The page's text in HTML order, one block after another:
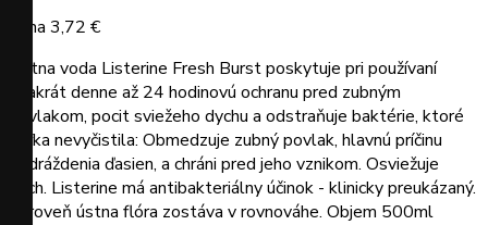
Cena 3,72 €
Ústna voda Listerine Fresh Burst poskytuje pri používaní
dvakrát denne až 24 hodinovú ochranu pred zubným
povlakom, pocit sviežeho dychu a odstraňuje baktérie, ktoré
kefka nevyčistila: Obmedzuje zubný povlak, hlavnú príčinu
podráždenia ďasien, a chráni pred jeho vznikom. Osviežuje
dych. Listerine má antibakteriálny účinok - klinicky preukázaný.
Zároveň ústna flóra zostáva v rovnováhe. Objem 500ml